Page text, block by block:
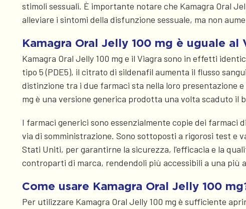
stimoli sessuali. È importante notare che Kamagra Oral
alleviare i sintomi della disfunzione sessuale, ma non
Kamagra Oral Jelly 100 mg è uguale al
Kamagra Oral Jelly 100 mg e il Viagra sono in effetti
tipo 5 (PDE5), il citrato di sildenafil aumenta il flusso
distinzione tra i due farmaci sta nella loro presentazione
mg è una versione generica prodotta una volta scaduto il
I farmaci generici sono essenzialmente copie dei farmaci
via di somministrazione. Sono sottoposti a rigorosi test e
Stati Uniti, per garantirne la sicurezza, l'efficacia e la
controparti di marca, rendendoli più accessibili a una più
Come usare Kamagra Oral Jelly 100
Per utilizzare Kamagra Oral Jelly 100 mg è sufficiente